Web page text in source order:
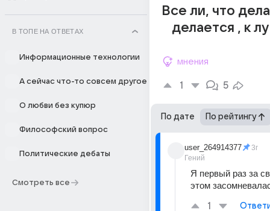
В ТОПЕ НА ОТВЕТАХ
Информационные технологии
А сейчас что-то совсем другое
О любви без купюр
Философский вопрос
Политические дебаты
Смотреть все
Все ли, что
делается , к
мнения
1 5
По дате По рейтингу
user_264914377
Гений
3г
Я первый раз за
этом
1